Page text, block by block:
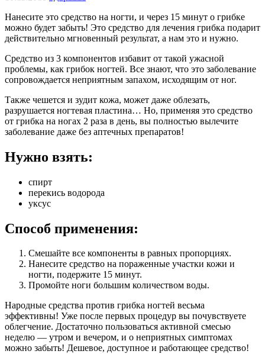
Нанесите это средство на ногти, и через 15 минут о грибке
можно будет забыть! Это средство для лечения грибка подарит
действительно мгновенный результат, а нам это и нужно.
Средство из 3 компонентов избавит от такой ужасной
проблемы, как грибок ногтей. Все знают, что это заболевание
сопровождается неприятным запахом, исходящим от ног.
Также чешется и зудит кожа, может даже облезать,
разрушается ногтевая пластина… Но, применяя это средство
от грибка на ногах 2 раза в день, вы полностью вылечите
заболевание даже без аптечных препаратов!
Нужно взять:
спирт
перекись водорода
уксус
Способ применения:
Смешайте все компоненты в равных пропорциях.
Нанесите средство на пораженные участки кожи и
ногти, подержите 15 минут.
Промойте ноги большим количеством воды.
Народные средства против грибка ногтей весьма
эффективны! Уже после первых процедур вы почувствуете
облегчение. Достаточно пользоваться активной смесью
неделю — утром и вечером, и о неприятных симптомах
можно забыть! Дешевое, доступное и работающее средство!